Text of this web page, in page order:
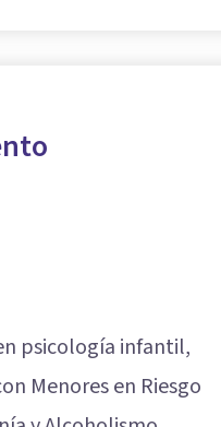
psicología infantil,
Menores en Riesgo